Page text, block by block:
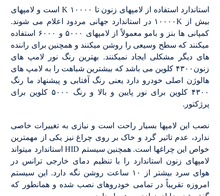
استاندارد استفاده از لامپهای زنون تا ۱۰۰۰۰ K است و لامپهای
بیش از ۱۰۰۰۰K در استاندارد جهانی مردود اعلام می شوند.
کمپانی ها بنز و بامو معمولاً از لامپهای ۵۰۰۰ و ۶۰۰۰ استفاده
میکنند که سطح وسیعی را روشن میکنند و همچنین برای راننده
های دیگر مشکلی ایجاد نمیکنند. بهترین رنگ نور لامپ های
زنون۴۳۰۰ کلوین می باشد که بیشترین شباهت را به لامپ های
هالوژن اصلی خودرو دارد یعنی رنگ آفتابی و پیشنهاد ما رنگ
۴۳۰۰ کلوین برای نور پایین و بالا و رنگ ۵۰۰۰ کلوین برای
پرژکتور.
نصب این لامپها بسیار راحت است و نیازی به تغییرات خاصی
ندارد، عدم تاثیر گرد و خاک بر روی چراغ نیز یکی از مهمترین
خواص این چراغها است. همچنین سیستم HID استاندارد میتواند
لامپهای زنون استاندارد را با تنظیم دمای خارجی ترانس در
هوای سرد بیشتر از ۱۰ ساعت روشن نگه دارد. این سیستم
امروزه تقریباً در تمامی خودروهای نصب شده و همانطور که